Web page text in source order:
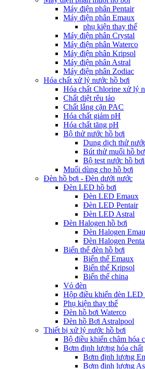
Máy điện phân Pentair
Máy điện phân Emaux
phụ kiện thay thế
Máy điện phân Crystal
Máy điện phân Waterco
Máy điện phân Kripsol
Máy điện phân Astral
Máy điện phân Zodiac
Hóa chất xử lý nước hồ bơi
Hóa chất Chlorine xử lý
Chất diệt rêu tảo
Chất lắng cặn PAC
Hóa chất giảm pH
Hóa chất tăng pH
Bộ thử nước hồ bơi
Dung dịch thử
Bút thử muối hồ
Bộ test nước hồ bơi
Muối dùng cho hồ bơi
Đèn hồ bơi - Đèn dưới nước
Đèn LED hồ bơi
Đèn LED Emaux
Đèn LED Pentair
Đèn LED Astral
Đèn Halogen hồ bơi
Đèn Halogen
Đèn Halogen
Biến thế đèn hồ bơi
Biến thế Emaux
Biến thế Kripsol
Biến thế china
Vỏ đèn
Hộp điều khiển đèn LED
Phụ kiện thay thế
Đèn hồ bơi Waterco
Đèn hồ Bơi Astralpool
Thiết bị xử lý nước hồ bơi
Bộ điều khiển châm hóa
Bơm định lượng hóa chất
Bơm định lượng
Bơm định lượng